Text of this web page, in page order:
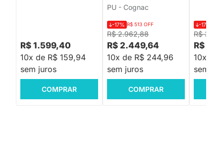
R$ 1.599,40
10x de R$ 159,94
sem juros
COMPRAR
PU - Cognac
R$ 2.962,88
-17% R$ 513 OFF
R$ 2.449,64
10x de R$ 244,96
sem juros
COMPRAR
R$
-17%
R$
10x de
sem